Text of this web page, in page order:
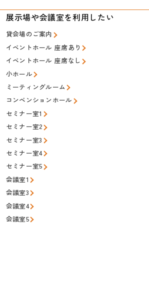
展示場や会議室を利用したい
貸会場のご案内
イベントホール 座席あり
イベントホール 座席なし
小ホール
ミーティングルーム
コンベンションホール
セミナー室1
セミナー室2
セミナー室3
セミナー室4
セミナー室5
会議室1
会議室3
会議室4
会議室5